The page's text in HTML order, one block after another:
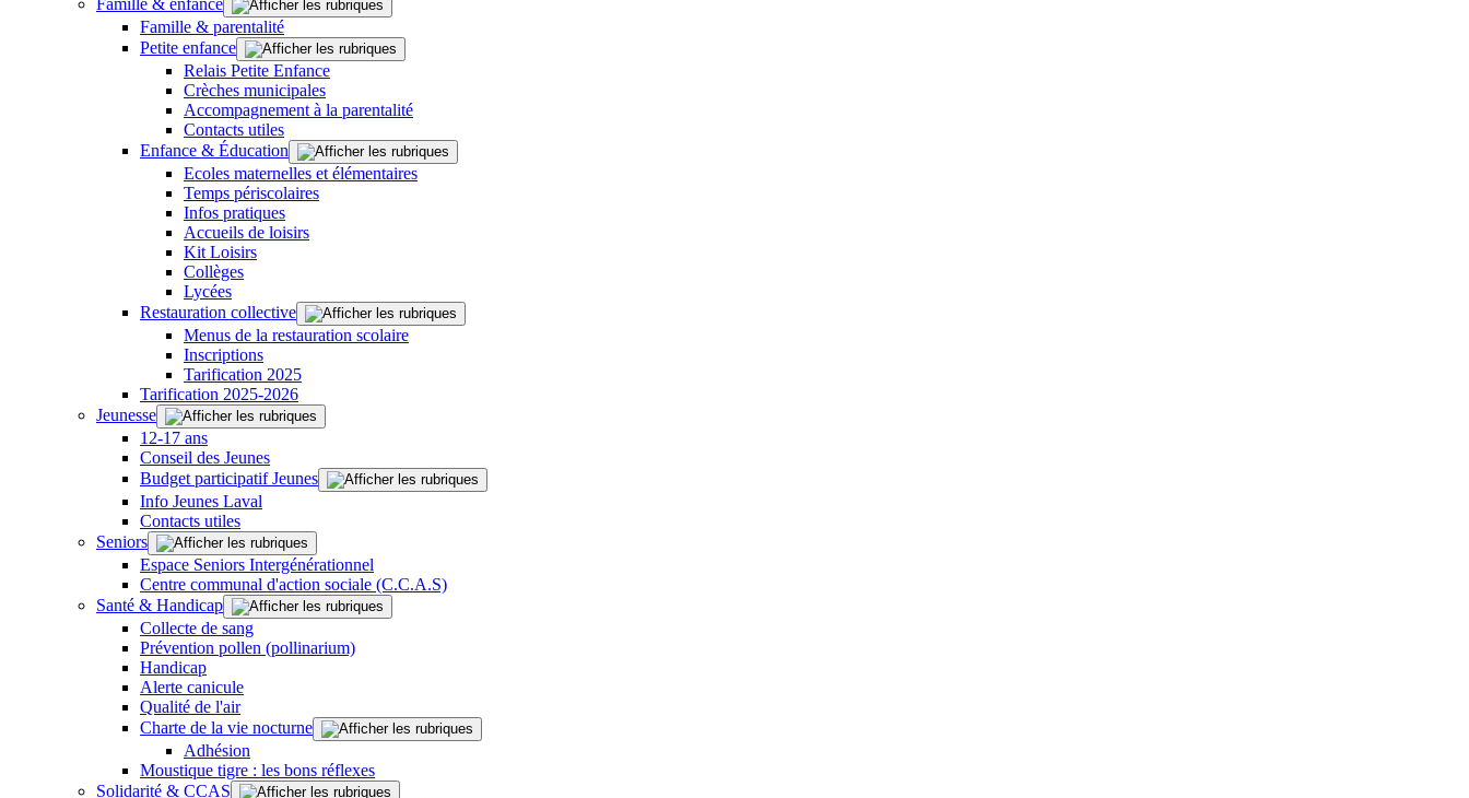
Famille & enfance
Famille & parentalité
Petite enfance
Relais Petite Enfance
Crèches municipales
Accompagnement à la parentalité
Contacts utiles
Enfance & Éducation
Ecoles maternelles et élémentaires
Temps périscolaires
Infos pratiques
Accueils de loisirs
Kit Loisirs
Collèges
Lycées
Restauration collective
Menus de la restauration scolaire
Inscriptions
Tarification 2025
Tarification 2025-2026
Jeunesse
12-17 ans
Conseil des Jeunes
Budget participatif Jeunes
Info Jeunes Laval
Contacts utiles
Seniors
Espace Seniors Intergénérationnel
Centre communal d'action sociale (C.C.A.S)
Santé & Handicap
Collecte de sang
Prévention pollen (pollinarium)
Handicap
Alerte canicule
Qualité de l'air
Charte de la vie nocturne
Adhésion
Moustique tigre : les bons réflexes
Solidarité & CCAS